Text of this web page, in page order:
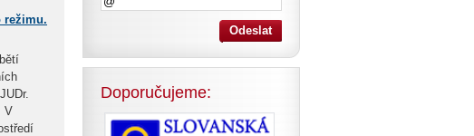
režimu.
V
Doporučujeme: